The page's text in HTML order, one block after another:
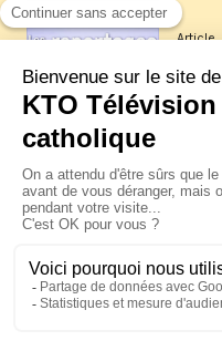
Article
Les
La
XIV
jeudi
Le
Pérou